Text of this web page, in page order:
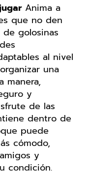
Anima a
que no den
golosinas
al nivel
una
manera,
y
de las
dentro de
puede
cómodo,
y
condición.